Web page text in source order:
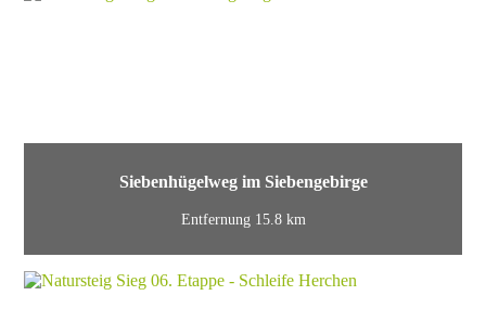
Siebenhügelweg im Siebengebirge
Entfernung 15.8 km